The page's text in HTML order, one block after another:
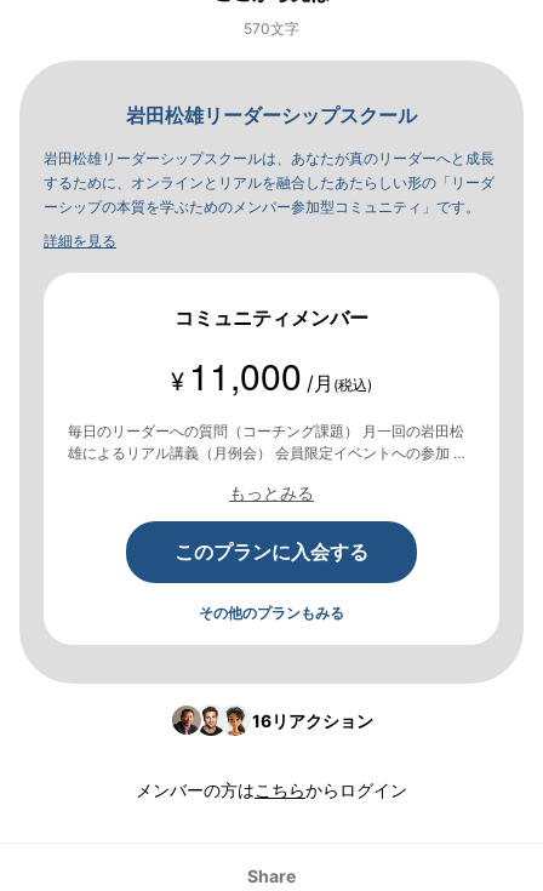
570文字
岩田松雄リーダーシップスクール
岩田松雄リーダーシップスクールは、あなたが真のリーダーへと成長
するために、オンラインとリアルを融合したあたらしい形の「リーダ
ーシップの本質を学ぶためのメンバー参加型コミュニティ」です。
詳細を見る
コミュニティメンバー
¥ 11,000 /月 (税込)
毎日のリーダーへの質問（コーチング課題） 月一回の岩田松
雄によるリアル講義（月例会） 会員限定イベントへの参加 オ
もっとみる
このプランに入会する
その他のプランもみる
16リアクション
メンバーの方はこちらからログイン
Share